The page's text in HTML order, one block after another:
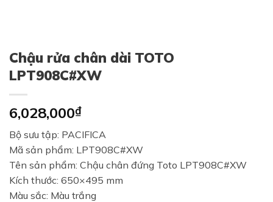
Chậu rửa chân dài TOTO
LPT908C#XW
6,028,000₫
Bộ sưu tập: PACIFICA
Mã sản phẩm: LPT908C#XW
Tên sản phẩm: Chậu chân đứng Toto LPT908C#XW
Kích thước: 650×495 mm
Màu sắc: Màu trắng